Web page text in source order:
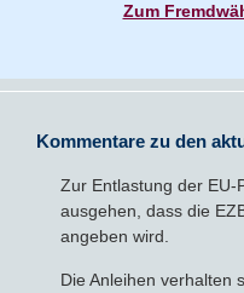
Zum
Kommentare zu den
Zur Entlastung der EU-
ausgehen, dass die
angeben wird.
Die Anleihen verhalten